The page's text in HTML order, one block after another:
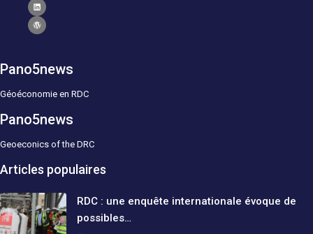
Pano5news
Géoéconomie en RDC
Pano5news
Geoeconics of the DRC
Articles populaires
RDC : une enquête internationale évoque de
possibles…